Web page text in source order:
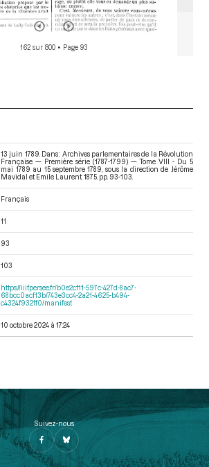
162 sur 800 • Page 93
13 juin 1789. Dans : Archives parlementaires de la Révolution
Française — Première série (1787-1799) — Tome VIII - Du 5
mai 1789 au 15 septembre 1789 , sous la direction de Jérôme
Mavidal et Emile Laurent. 1875. pp. 93-103.
Français
11
93
103
https://iiif.persee.fr/b0e2cf11-597c-427d-8ac7-
68bcc0acf13b/743e3cc4-2a21-4625-b494-
c4324f932ff0/manifest
10 octobre 2024 à 17:24
Suivez-nous